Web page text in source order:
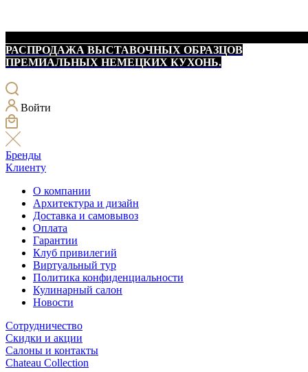
РАСПРОДАЖА ВЫСТАВОЧНЫХ ОБРАЗЦОВ
ПРЕМИАЛЬНЫХ НЕМЕЦКИХ КУХОНЬ.
Войти
Бренды
Клиенту
О компании
Архитектура и дизайн
Доставка и самовывоз
Оплата
Гарантии
Клуб привилегий
Виртуальный тур
Политика конфиденциальности
Кулинарный салон
Новости
Сотрудничество
Скидки и акции
Салоны и контакты
Chateau Collection